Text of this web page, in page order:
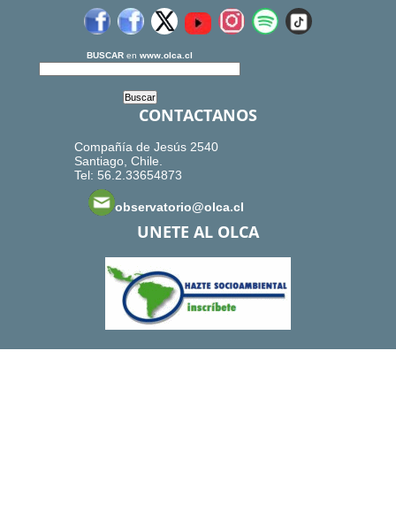
BUSCAR en www.olca.cl
CONTACTANOS
Compañía de Jesús 2540
Santiago, Chile.
Tel: 56.2.33654873
observatorio@olca.cl
UNETE AL OLCA